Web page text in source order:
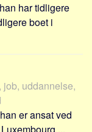
har tidligere
boet i
uddannelse,
er ansat ved